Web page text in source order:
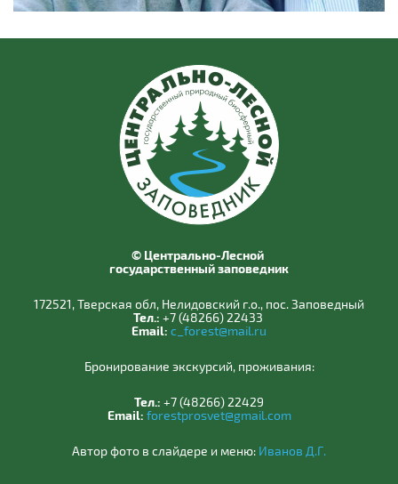
© Центрально-Лесной
государственный заповедник
172521, Тверская обл, Нелидовский г.о., пос. Заповедный
Тел.: +7 (48266) 22433
Email: c_forest@mail.ru
Бронирование экскурсий, проживания:
Тел.: +7 (48266) 22429
Email: forestprosvet@gmail.com
Автор фото в слайдере и меню: Иванов Д.Г.